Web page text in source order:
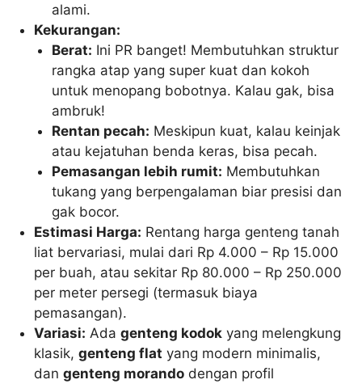
alami.
Kekurangan:
Berat: Ini PR banget! Membutuhkan struktur
rangka atap yang super kuat dan kokoh
untuk menopang bobotnya. Kalau gak, bisa
ambruk!
Rentan pecah: Meskipun kuat, kalau keinjak
atau kejatuhan benda keras, bisa pecah.
Pemasangan lebih rumit: Membutuhkan
tukang yang berpengalaman biar presisi dan
gak bocor.
Estimasi Harga: Rentang harga genteng tanah
liat bervariasi, mulai dari Rp 4.000 – Rp 15.000
per buah, atau sekitar Rp 80.000 – Rp 250.000
per meter persegi (termasuk biaya
pemasangan).
Variasi: Adagenteng kodok yang melengkung
klasik,genteng flat yang modern minimalis,
dangenteng morando dengan profil